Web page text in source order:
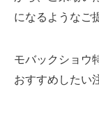
になるようなご
モバックショウ
おすすめしたい